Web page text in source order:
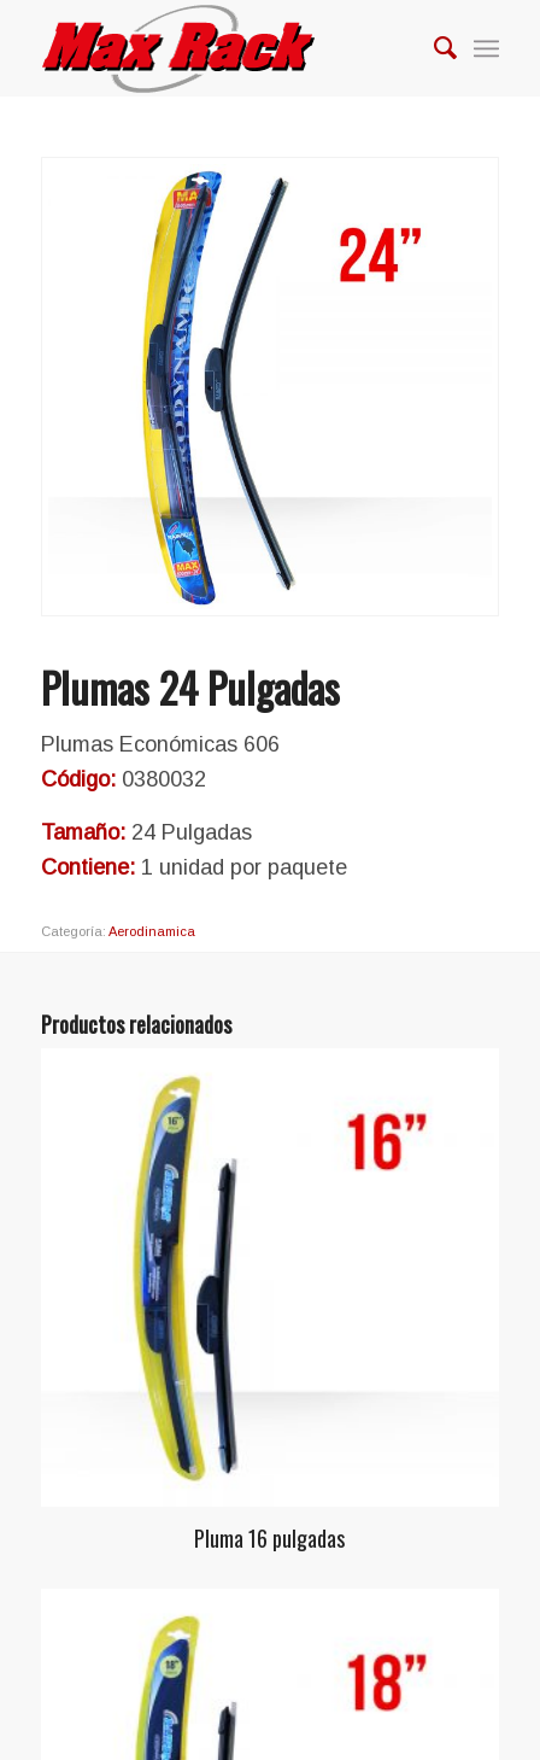
Plumas 24 Pulgadas
Plumas Económicas 606
Código:0380032
Tamaño:24 Pulgadas
Contiene:1 unidad por paquete
Categoría: Aerodinamica
Productos relacionados
Pluma 16 pulgadas